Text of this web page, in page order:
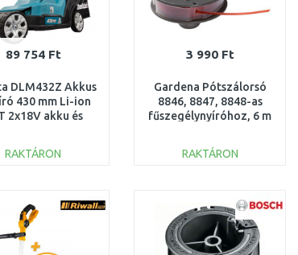
89 754 Ft
DLM432Z Akkus
430 mm Li-ion
2x18V akku és
RAKTÁRON
Összehasonlítás
3 990 Ft
Gardena Pótszálorsó
8846, 8847, 8848-as
fűszegélynyíróhoz, 6 m
RAKTÁRON
Összehasonlítás